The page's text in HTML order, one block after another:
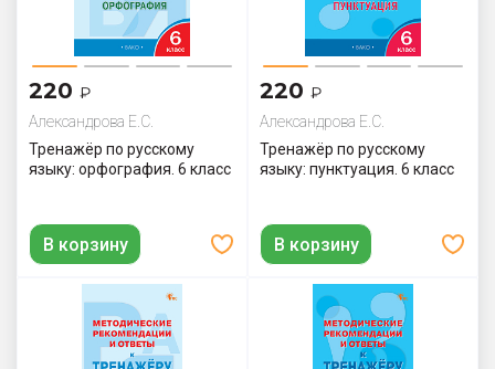
220 ₽
Александрова Е.С.
Тренажёр по русскому
языку: орфография. 6 класс
В корзину
220 ₽
Александрова Е.С.
Тренажёр по русскому
языку: пунктуация. 6 класс
В корзину